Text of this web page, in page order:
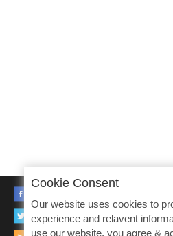
TWITTER
Cookie Consent
Our website uses cookies to
experience and relavent
use our website, you agree &